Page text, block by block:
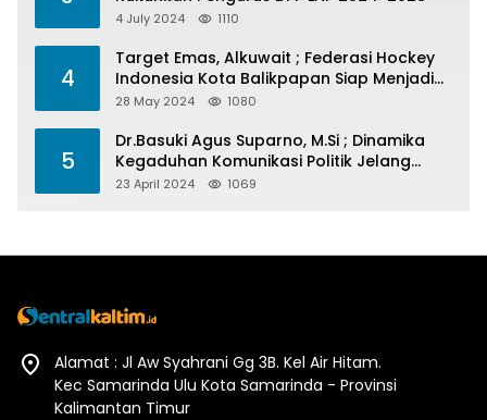
4 July 2024 1110
4
Target Emas, Alkuwait ; Federasi Hockey
Indonesia Kota Balikpapan Siap Menjadi
Barometer Prestasi Di Kaltim
28 May 2024 1080
5
Dr.Basuki Agus Suparno, M.Si ; Dinamika
Kegaduhan Komunikasi Politik Jelang
Pesta Politik 2024
23 April 2024 1069
Alamat : Jl Aw Syahrani Gg 3B. Kel Air Hitam.
Kec Samarinda Ulu Kota Samarinda - Provinsi
Kalimantan Timur